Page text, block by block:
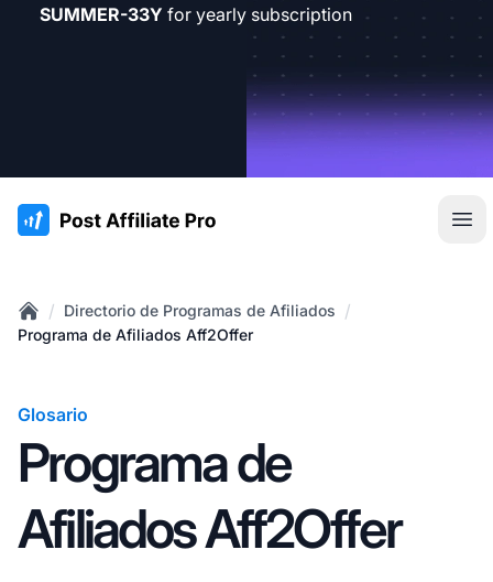
SUMMER-33Y for yearly subscription
:site.title
Home
/ Directorio de Programas de Afiliados /
Programa de Afiliados Aff2Offer
Glosario
Programa de
Afiliados Aff2Offer